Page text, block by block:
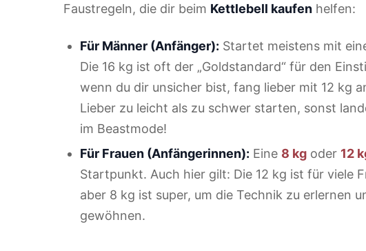
Faustregeln, die dir beim Kettlebell kaufen helfen:
Für Männer (Anfänger): Startet meistens mit
Die 16 kg ist oft der „Goldstandard“ für den
wenn du dir unsicher bist, fang lieber mit 12 kg
Lieber zu leicht als zu schwer starten, sonst
im Beastmode!
Für Frauen (Anfängerinnen): Eine 8 kg oder 12
Startpunkt. Auch hier gilt: Die 12 kg ist für viele
aber 8 kg ist super, um die Technik zu erlernen
gewöhnen.